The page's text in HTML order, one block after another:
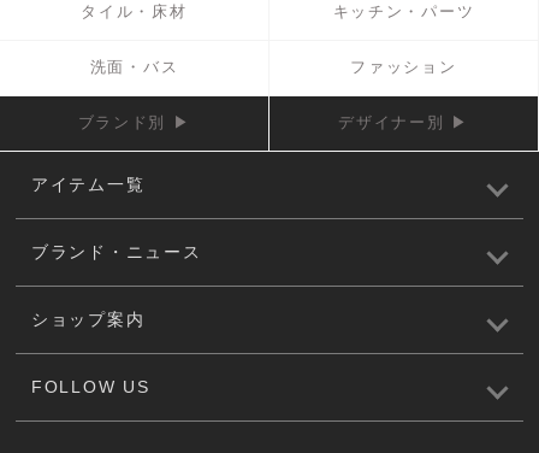
タイル・床材 キッチン・パーツ
洗面・バス ファッション
ブランド別 ▶ デザイナー別 ▶
アイテム一覧
ブランド・ニュース
ショップ案内
FOLLOW US